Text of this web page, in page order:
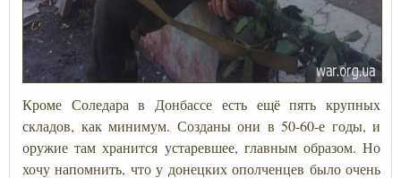
Кроме Соледара в Донбассе есть ещё пять крупных
складов, как минимум. Созданы они в 50-60-е годы, и
оружие там хранится устаревшее, главным образом. Но
хочу напомнить, что у донецких ополченцев было очень